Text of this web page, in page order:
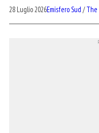
28 Luglio 2026Emisfero Sud /The